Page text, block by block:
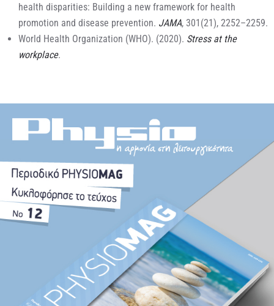
health disparities: Building a new framework for health
promotion and disease prevention. JAMA, 301(21), 2252–2259.
World Health Organization (WHO). (2020). Stress at the
workplace.